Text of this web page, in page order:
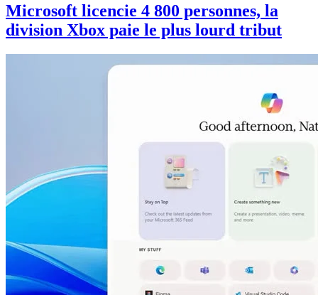
Microsoft licencie 4 800 personnes, la
division Xbox paie le plus lourd tribut